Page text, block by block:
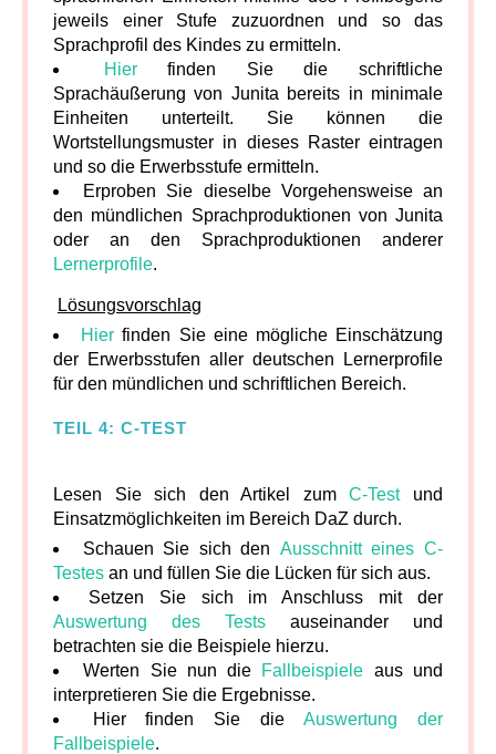
jeweils einer Stufe zuzuordnen und so das
Sprachprofil des Kindes zu ermitteln.
Hierfinden Sie die schriftliche
Sprachäußerung von Junita bereits in minimale
Einheiten unterteilt. Sie können die
Wortstellungsmuster in dieses Raster eintragen
und so die Erwerbsstufe ermitteln.
Erproben Sie dieselbe Vorgehensweise an
den mündlichen Sprachproduktionen von Junita
oder an den Sprachproduktionen anderer
Lernerprofile.
Lösungsvorschlag
Hier finden Sie eine mögliche Einschätzung
der Erwerbsstufen aller deutschen Lernerprofile
für den mündlichen und schriftlichen Bereich.
TEIL 4: C-TEST
Lesen Sie sich den Artikel zumC-Testund
Einsatzmöglichkeiten im Bereich DaZ durch.
Schauen Sie sich den Ausschnitt eines C-
Testes an und füllen Sie die Lücken für sich aus.
Setzen Sie sich im Anschluss mit der
Auswertung des Tests auseinander und
betrachten sie die Beispiele hierzu.
Werten Sie nun die Fallbeispiele aus und
interpretieren Sie die Ergebnisse.
Hier finden Sie dieAuswertung der
Fallbeispiele.